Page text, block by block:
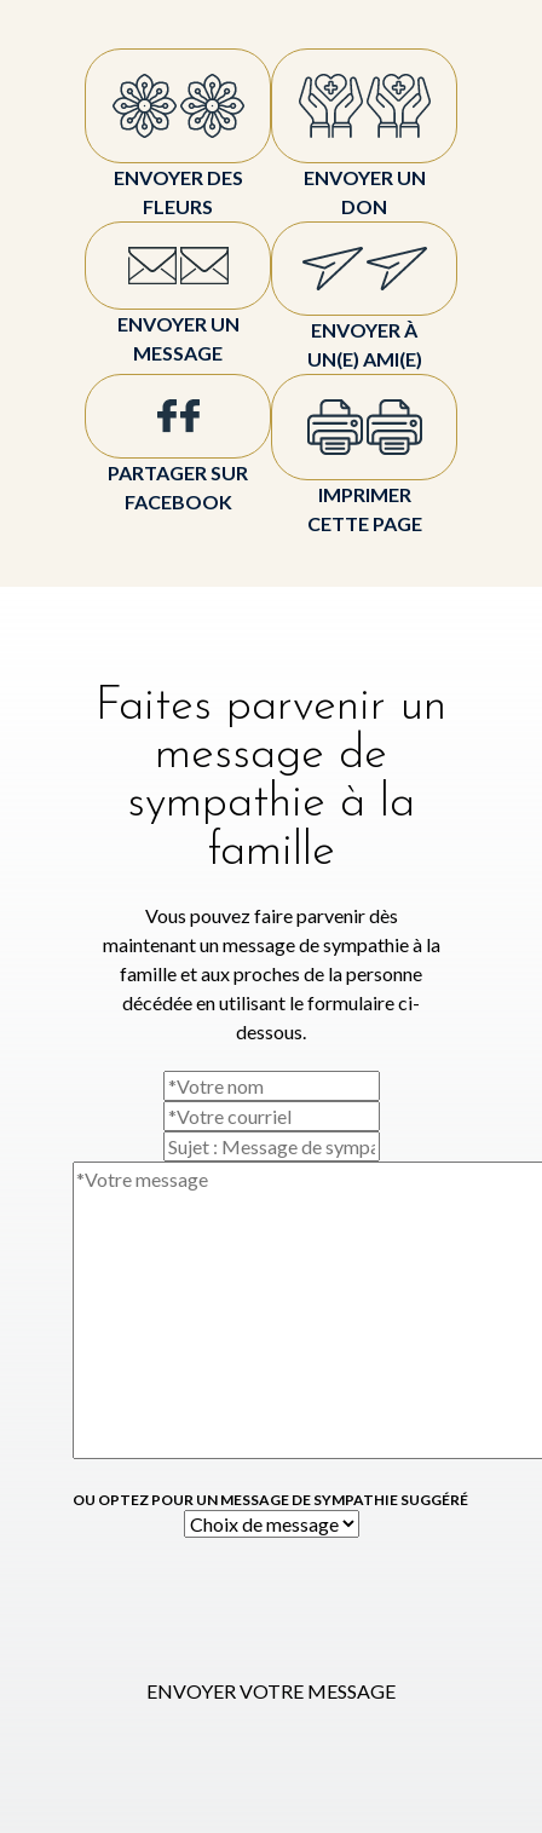
ENVOYER DES
FLEURS
ENVOYER UN
DON
ENVOYER UN
MESSAGE
ENVOYER À
UN(E) AMI(E)
PARTAGER SUR
FACEBOOK
IMPRIMER
CETTE PAGE
Faites parvenir un
message de
sympathie à la
famille
Vous pouvez faire parvenir dès
maintenant un message de sympathie à la
famille et aux proches de la personne
décédée en utilisant le formulaire ci-
dessous.
OU OPTEZ POUR UN MESSAGE DE SYMPATHIE SUGGÉRÉ
ENVOYER VOTRE MESSAGE